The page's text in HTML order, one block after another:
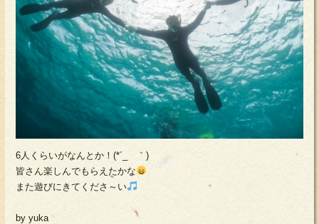
6人くらいがなんとか！(*´_ゝ｀)
皆さん楽しんでもらえたかな
また遊びにきてくださ～い
by yuka